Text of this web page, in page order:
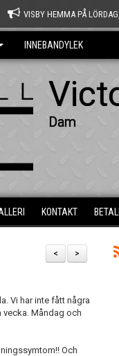
VISBY HEMMA PÅ
INNEBANDYLEK
Dam
KONTAKT
>
<
Vi har inte fått några
vecka. Måndag och
Och